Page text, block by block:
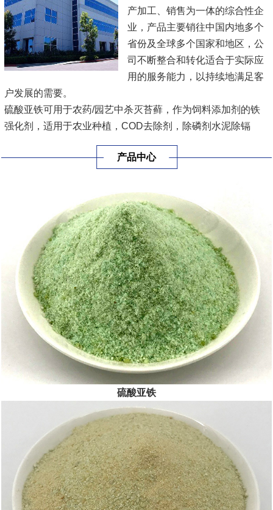
产加工、销售为一体的综合性企
业，产品主要销往中国内地多个
省份及全球多个国家和地区，公
司不断整合和转化适合于实际应
用的服务能力，以持续地满足客
户发展的需要。
硫酸亚铁可用于农药/园艺中杀灭苔藓，作为饲料添加剂的铁
强化剂，适用于农业种植，COD去除剂，除磷剂水泥除镉
进行采购。
公司坚持“以人为本、服务至上”，以创新精神、奉献精神为前
[查看详情]
产品中心
硫酸亚铁